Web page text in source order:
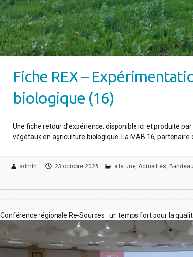
Fiche REX –
biologique (16)
Une fiche retour d’expérience, disponible ici et produite
végétaux en agriculture biologique. La MAB 16, partenaire
admin 23 octobre 2025 a la une, Actualités,
Conférence régionale Re-Sources : un temps fort pour la